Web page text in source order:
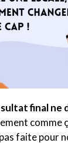
final ne
comme
faite pour